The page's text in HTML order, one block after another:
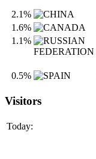
2.1%
1.6%
1.1%
0.5%
Visitors
Today: